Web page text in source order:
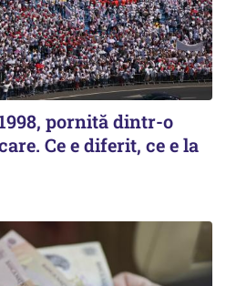
pornită dintr-o
Ce e diferit, ce e la